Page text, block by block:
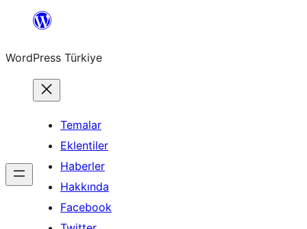
İçeriğe
WordPress Türkiye
Temalar
Eklentiler
Haberler
Hakkında
Facebook